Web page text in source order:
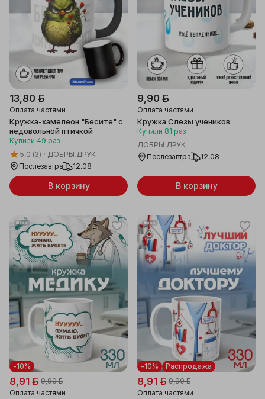
13,80 ƃ
Оплата частями
Кружка-хамелеон "Бесите" с
недовольной птичкой
Купили 49 раз
5.0 (3)
ДОБРЫ ДРУК
Послезавтра
12.08
В корзину
9,90 ƃ
Оплата частями
Кружка Слезы учеников
Купили 81 раз
ДОБРЫ ДРУК
Послезавтра
12.08
В корзину
-10%
8,91 ƃ 9,90 ƃ
Оплата частями
Распродажа
-10%
8,91 ƃ 9,90 ƃ
Оплата частями